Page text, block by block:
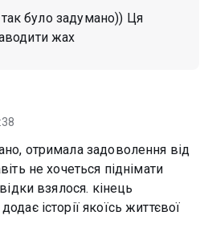
так було задумано)) Ця
жах
отримала задоволення від
не хочеться піднімати
взялося. кінець
історії якоїсь життєвої